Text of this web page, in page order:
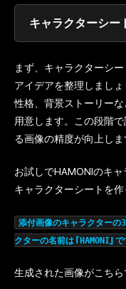
キャラクターシー
まず、キャラクターシ
アイデアを整理しまし
性格、背景ストーリー
用意します。この段階
る画像の精度が向上しま
お試しでHAMONIのキ
キャラクターシートを作
添付画像のキャラクターの
クターの名前は「HAMONI」で
生成された画像がこちら